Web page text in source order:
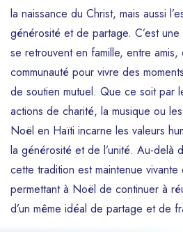
la naissance du Christ, mais aussi
générosité et de partage. C’est
se retrouvent en famille, entre
communauté pour vivre des
de soutien mutuel. Que ce soit par
actions de charité, la musique ou
Noël en Haïti incarne les valeurs
la générosité et de l’unité. Au-delà
cette tradition est maintenue
permettant à Noël de continuer à
d’un même idéal de partage et de